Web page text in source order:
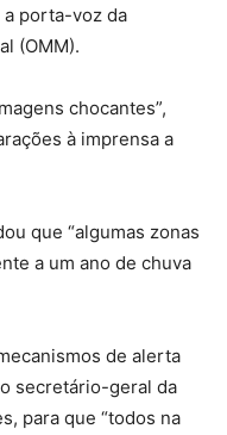
a porta-voz da
(OMM).
chocantes”,
à imprensa a
que “algumas zonas
a um ano de chuva
de alerta
secretário-geral da
para que “todos na